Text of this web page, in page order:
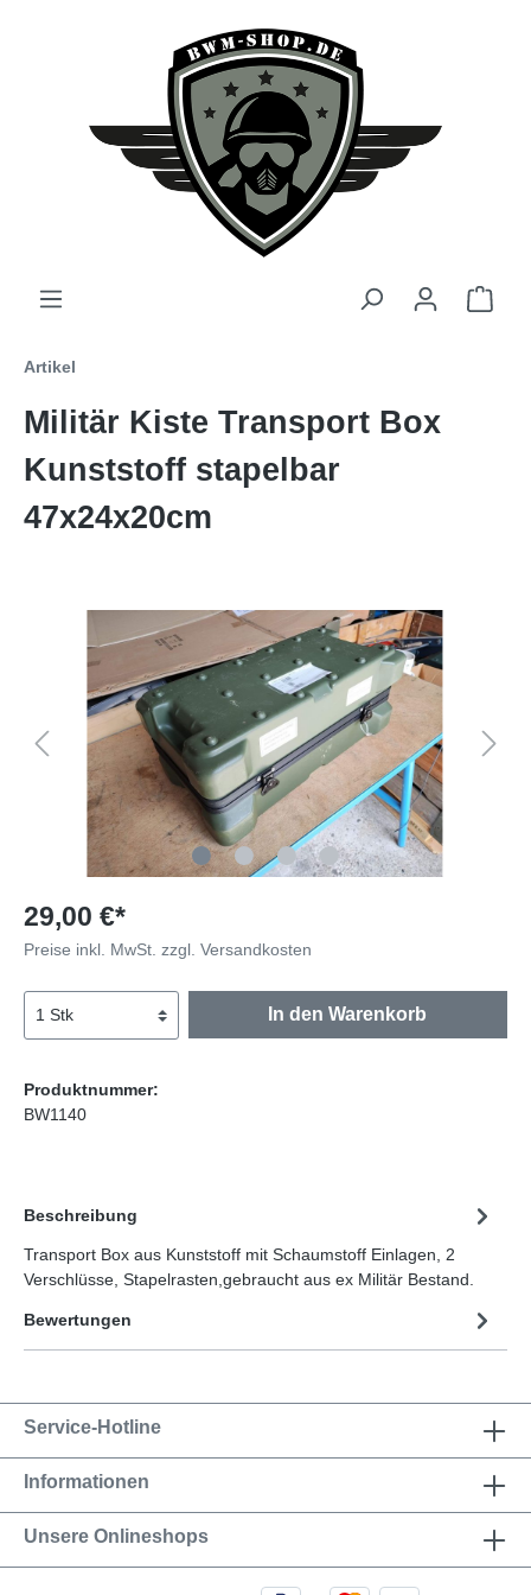
Artikel
Militär Kiste Transport Box
Kunststoff stapelbar
47x24x20cm
29,00 €*
Preise inkl. MwSt. zzgl. Versandkosten
In den Warenkorb
Produktnummer:
BW1140
Beschreibung
Transport Box aus Kunststoff mit Schaumstoff Einlagen, 2
Verschlüsse, Stapelrasten,gebraucht aus ex Militär Bestand.
Bewertungen
Service-Hotline
Informationen
Unsere Onlineshops